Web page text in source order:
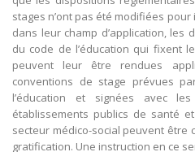
stages n’ont pas été modifiées pour
dans leur champ d’application, les
du code de l’éducation qui fixent
peuvent leur être rendues
conventions de stage prévues
l’éducation et signées avec
établissements publics de santé
secteur médico-social peuvent être
gratification. Une instruction en ce